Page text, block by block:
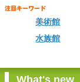
美術館
水族館